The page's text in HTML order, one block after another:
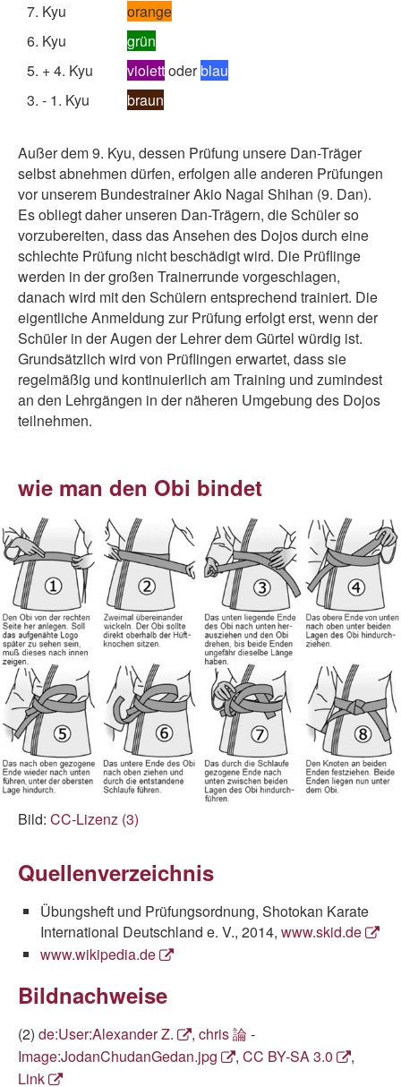
7. Kyu
orange
6. Kyu
grün
5. + 4. Kyu
violettoderblau
3. - 1. Kyu
braun
Außer dem 9. Kyu, dessen Prüfung unsere Dan-Träger
selbst abnehmen dürfen, erfolgen alle anderen Prüfungen
vor unserem Bundestrainer Akio Nagai Shihan (9. Dan).
Es obliegt daher unseren Dan-Trägern, die Schüler so
vorzubereiten, dass das Ansehen des Dojos durch eine
schlechte Prüfung nicht beschädigt wird. Die Prüflinge
werden in der großen Trainerrunde vorgeschlagen,
danach wird mit den Schülern entsprechend trainiert. Die
eigentliche Anmeldung zur Prüfung erfolgt erst, wenn der
Schüler in der Augen der Lehrer dem Gürtel würdig ist.
Grundsätzlich wird von Prüflingen erwartet, dass sie
regelmäßig und kontinuierlich am Training und zumindest
an den Lehrgängen in der näheren Umgebung des Dojos
teilnehmen.
wie man den Obi bindet
Bild: CC-Lizenz (3)
Quellenverzeichnis
Übungsheft und Prüfungsordnung, Shotokan Karate
International Deutschland e. V., 2014, www.skid.de
www.wikipedia.de
Bildnachweise
(2) de:User:Alexander Z. , chris論-
Image:JodanChudanGedan.jpg
, CC BY-SA 3.0
,
Link